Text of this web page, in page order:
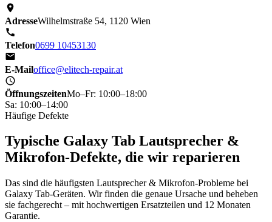
AdresseWilhelmstraße 54, 1120 Wien
Telefon0699 10453130
E-Mailoffice@elitech-repair.at
ÖffnungszeitenMo–Fr: 10:00–18:00
Sa: 10:00–14:00
Häufige Defekte
Typische Galaxy Tab Lautsprecher &
Mikrofon-Defekte, die wir reparieren
Das sind die häufigsten Lautsprecher & Mikrofon-Probleme bei
Galaxy Tab-Geräten. Wir finden die genaue Ursache und beheben
sie fachgerecht – mit hochwertigen Ersatzteilen und 12 Monaten
Garantie.